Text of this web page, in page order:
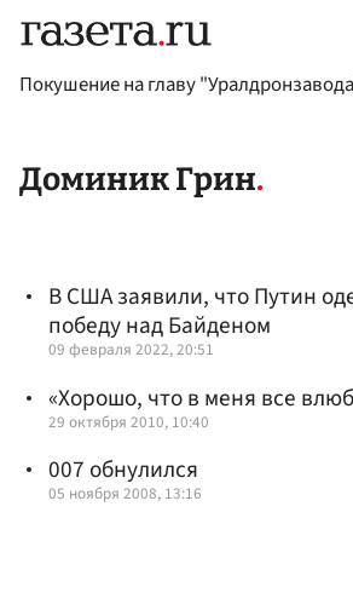
Покушение на главу
Доминик Грин
В США заявили, что Путин
победу над Байденом
09 февраля 2022, 20:51
«Хорошо, что в меня все
29 октября 2010, 10:40
007 обнулился
05 ноября 2008, 13:16